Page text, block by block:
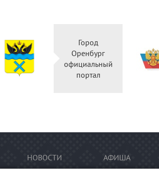
Город
Оренбург
официальный
портал
НОВОСТИ АФИША